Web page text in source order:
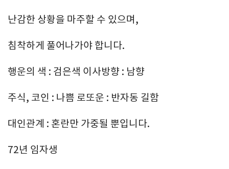
난감한 상황을 마주할 수 있으며,
침착하게 풀어나가야 합니다.
행운의 색 : 검은색 이사방향 : 남향
주식, 코인 : 나쁨 로또운 : 반자동 길함
대인관계 : 혼란만 가중될 뿐입니다.
72년 임자생